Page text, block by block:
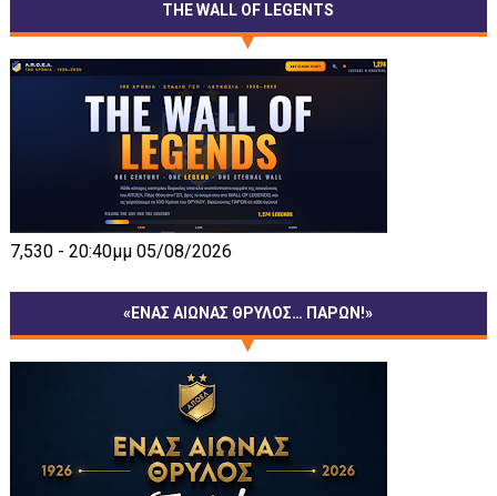
THE WALL OF LEGENTS
7,530 - 20:40μμ 05/08/2026
«ΕΝΑΣ ΑΙΩΝΑΣ ΘΡΥΛΟΣ… ΠΑΡΩΝ!»